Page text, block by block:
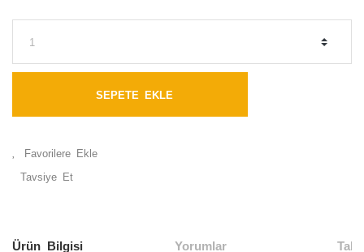
SEPETE EKLE
Tavsiye Et
Ürün Bilgisi Yorumlar